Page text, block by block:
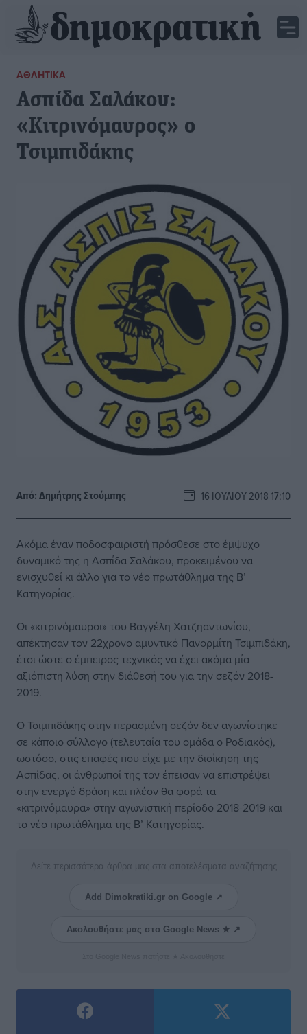
ΑΘΛΗΤΙΚΆ
Ασπίδα Σαλάκου:
«Κιτρινόμαυρος» ο
Τσιμπιδάκης
Από:Δημήτρης Στούμπης 16 ΙΟΥΛΊΟΥ 2018 17:10
Ακόμα έναν ποδοσφαιριστή πρόσθεσε στο έμψυχο
δυναμικό της η Ασπίδα Σαλάκου, προκειμένου να
ενισχυθεί κι άλλο για το νέο πρωτάθλημα της Β’
Κατηγορίας.
Οι «κιτρινόμαυροι» του Βαγγέλη Χατζηαντωνίου,
απέκτησαν τον 22χρονο αμυντικό Πανορμίτη Τσιμπιδάκη,
έτσι ώστε ο έμπειρος τεχνικός να έχει ακόμα μία
αξιόπιστη λύση στην διάθεσή του για την σεζόν 2018-
2019.
Ο Τσιμπιδάκης στην περασμένη σεζόν δεν αγωνίστηκε
σε κάποιο σύλλογο (τελευταία του ομάδα ο Ροδιακός),
ωστόσο, στις επαφές που είχε με την διοίκηση της
Ασπίδας, οι άνθρωποί της τον έπεισαν να επιστρέψει
στην ενεργό δράση και πλέον θα φορά τα
«κιτρινόμαυρα» στην αγωνιστική περίοδο 2018-2019 και
το νέο πρωτάθλημα της Β’ Κατηγορίας.
Δείτε περισσότερα άρθρα μας στα αποτελέσματα αναζήτησης
Add Dimokratiki.gr on Google ↗
Ακολουθήστε μας στο Google News ★ ↗